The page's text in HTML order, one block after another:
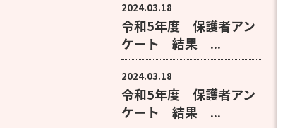
2024.03.18
令和5年度 保護者アン
ケート 結果 ...
2024.03.18
令和5年度 保護者アン
ケート 結果 ...